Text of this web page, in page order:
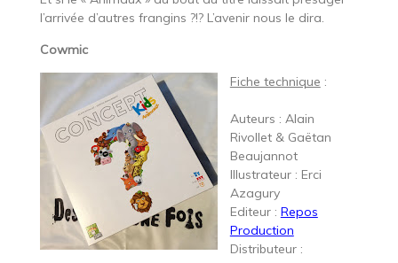
l’arrivée d’autres frangins ?!? L’avenir nous le dira.
Cowmic
Fiche technique :
Auteurs : Alain
Rivollet & Gaëtan
Beaujannot
Illustrateur : Erci
Azagury
Editeur : Repos
Production
Distributeur :